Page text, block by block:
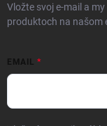
Vložte svoj e-mail a
produktoch na našom
EMAIL